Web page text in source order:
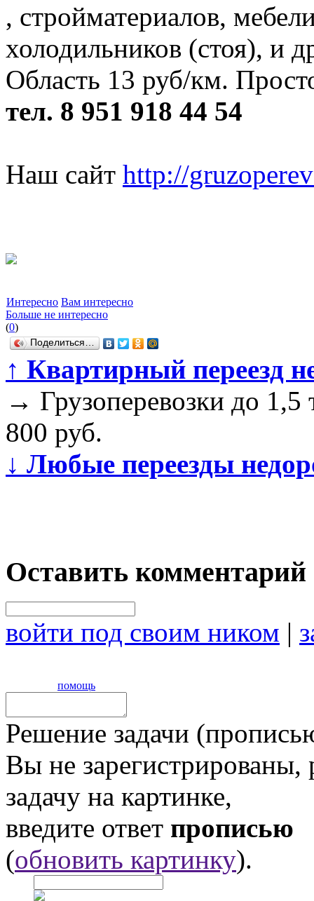
, стройматериалов,
холодильников (стоя), и
Область 13 руб/км.
тел. 8 951 918 44 54
Наш сайт http://
Интересно Вам интересно
Больше не интересно
(0)
Поделиться…
↑ Квартирный переезд
→ Грузоперевозки до
800 руб.
↓ Любые переезды
Оставить комментарий
войти под своим ником |
помощь
Решение задачи
Вы не
задачу на картинке,
введите ответ прописью
(обновить картинку).